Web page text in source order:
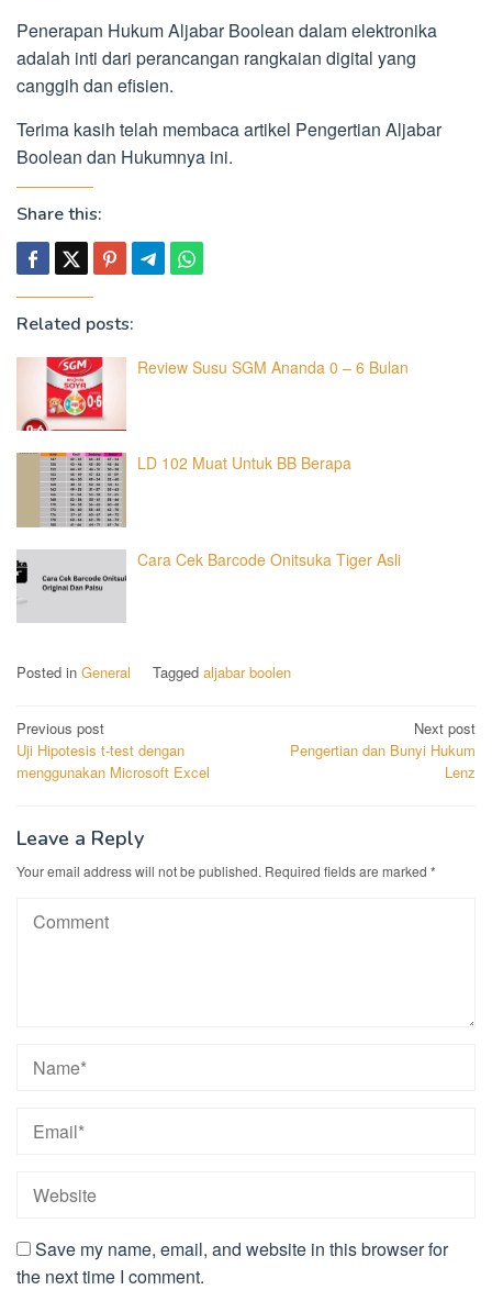
Penerapan Hukum Aljabar Boolean dalam elektronika
adalah inti dari perancangan rangkaian digital yang
canggih dan efisien.
Terima kasih telah membaca artikel Pengertian Aljabar
Boolean dan Hukumnya ini.
Share this:
Related posts:
Review Susu SGM Ananda 0 – 6 Bulan
LD 102 Muat Untuk BB Berapa
Cara Cek Barcode Onitsuka Tiger Asli
Posted in General Tagged aljabar boolen
Post
navigation
Previous post
Uji Hipotesis t-test dengan
menggunakan Microsoft Excel
Next post
Pengertian dan Bunyi Hukum
Lenz
Leave a Reply
Your email address will not be published. Required fields are marked *
Save my name, email, and website in this browser for
the next time I comment.